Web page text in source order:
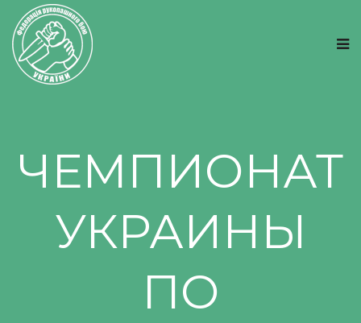
ЧЕМПИОНАТ
УКРАИНЫ
ПО